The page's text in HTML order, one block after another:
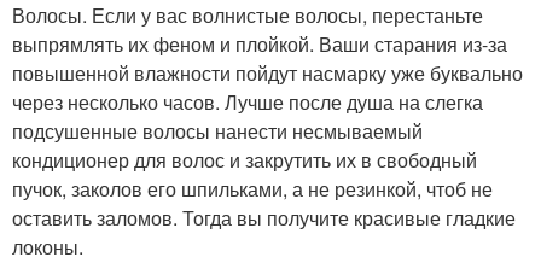
Волосы. Если у вас волнистые волосы, перестаньте
выпрямлять их феном и плойкой. Ваши старания из-за
повышенной влажности пойдут насмарку уже буквально
через несколько часов. Лучше после душа на слегка
подсушенные волосы нанести несмываемый
кондиционер для волос и закрутить их в свободный
пучок, заколов его шпильками, а не резинкой, чтоб не
оставить заломов. Тогда вы получите красивые гладкие
локоны.